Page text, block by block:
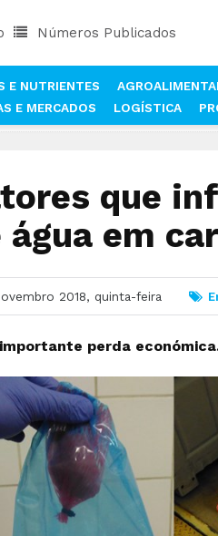
Números Publicados
E NUTRIENTES
E MERCADOS
LOGÍSTICA
que
água em
2018, quinta-feira
perda